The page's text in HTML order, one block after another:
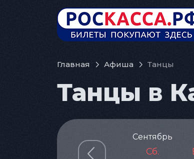
Главная Афиша Танцы
Танцы в
Сентябрь
Сб.